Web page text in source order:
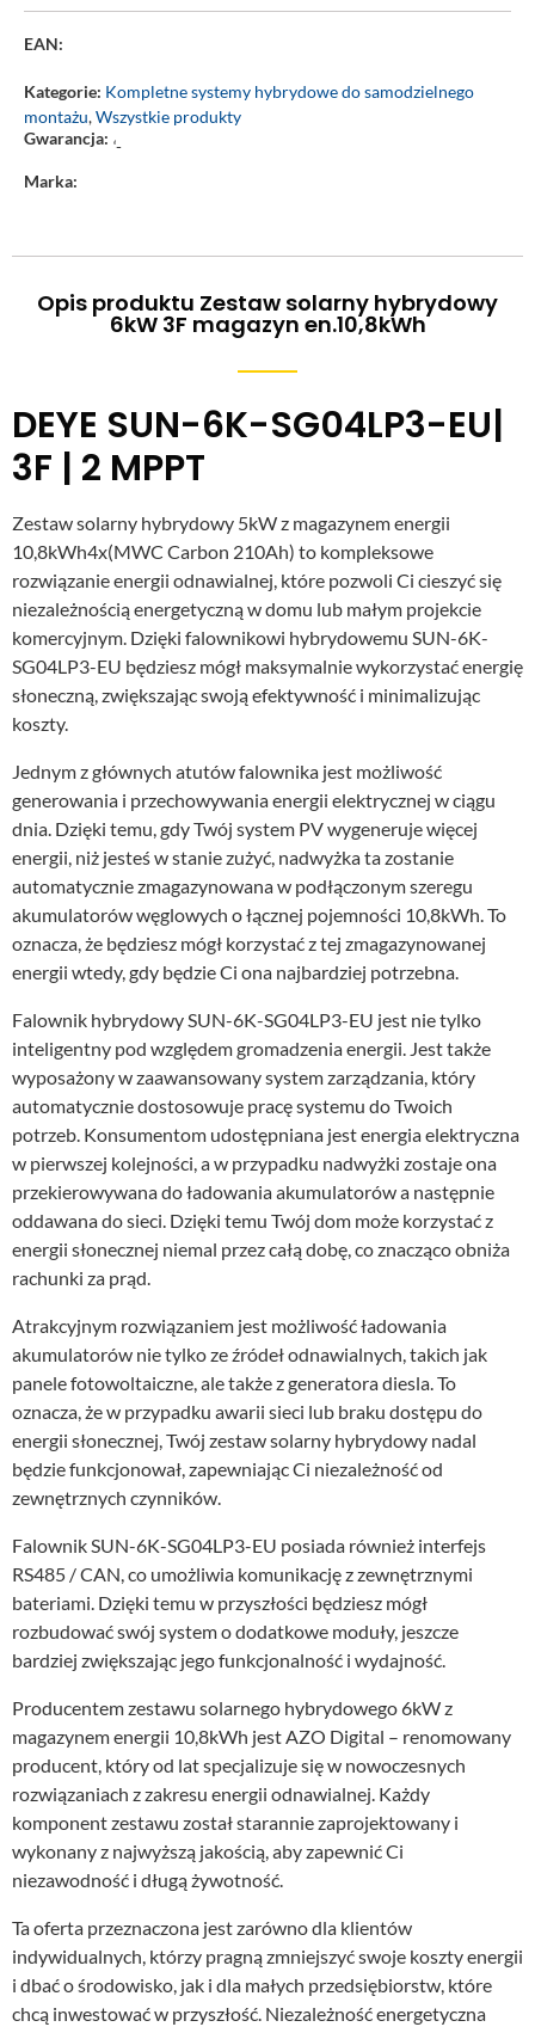
EAN:
Kategorie: Kompletne systemy hybrydowe do samodzielnego
montażu,Wszystkie produkty
Gwarancja: ‘-
Marka:
Opis produktu Zestaw solarny hybrydowy
6kW 3F magazyn en.10,8kWh
DEYE SUN-6K-SG04LP3-EU|
3F | 2 MPPT
Zestaw solarny hybrydowy 5kW z magazynem energii
10,8kWh4x(MWC Carbon 210Ah) to kompleksowe
rozwiązanie energii odnawialnej, które pozwoli Ci cieszyć się
niezależnością energetyczną w domu lub małym projekcie
komercyjnym. Dzięki falownikowi hybrydowemu SUN-6K-
SG04LP3-EU będziesz mógł maksymalnie wykorzystać energię
słoneczną, zwiększając swoją efektywność i minimalizując
koszty.
Jednym z głównych atutów falownika jest możliwość
generowania i przechowywania energii elektrycznej w ciągu
dnia. Dzięki temu, gdy Twój system PV wygeneruje więcej
energii, niż jesteś w stanie zużyć, nadwyżka ta zostanie
automatycznie zmagazynowana w podłączonym szeregu
akumulatorów węglowych o łącznej pojemności 10,8kWh. To
oznacza, że będziesz mógł korzystać z tej zmagazynowanej
energii wtedy, gdy będzie Ci ona najbardziej potrzebna.
Falownik hybrydowy SUN-6K-SG04LP3-EU jest nie tylko
inteligentny pod względem gromadzenia energii. Jest także
wyposażony w zaawansowany system zarządzania, który
automatycznie dostosowuje pracę systemu do Twoich
potrzeb. Konsumentom udostępniana jest energia elektryczna
w pierwszej kolejności, a w przypadku nadwyżki zostaje ona
przekierowywana do ładowania akumulatorów a następnie
oddawana do sieci. Dzięki temu Twój dom może korzystać z
energii słonecznej niemal przez całą dobę, co znacząco obniża
rachunki za prąd.
Atrakcyjnym rozwiązaniem jest możliwość ładowania
akumulatorów nie tylko ze źródeł odnawialnych, takich jak
panele fotowoltaiczne, ale także z generatora diesla. To
oznacza, że w przypadku awarii sieci lub braku dostępu do
energii słonecznej, Twój zestaw solarny hybrydowy nadal
będzie funkcjonował, zapewniając Ci niezależność od
zewnętrznych czynników.
Falownik SUN-6K-SG04LP3-EU posiada również interfejs
RS485 / CAN, co umożliwia komunikację z zewnętrznymi
bateriami. Dzięki temu w przyszłości będziesz mógł
rozbudować swój system o dodatkowe moduły, jeszcze
bardziej zwiększając jego funkcjonalność i wydajność.
Producentem zestawu solarnego hybrydowego 6kW z
magazynem energii 10,8kWh jest AZO Digital – renomowany
producent, który od lat specjalizuje się w nowoczesnych
rozwiązaniach z zakresu energii odnawialnej. Każdy
komponent zestawu został starannie zaprojektowany i
wykonany z najwyższą jakością, aby zapewnić Ci
niezawodność i długą żywotność.
Ta oferta przeznaczona jest zarówno dla klientów
indywidualnych, którzy pragną zmniejszyć swoje koszty energii
i dbać o środowisko, jak i dla małych przedsiębiorstw, które
chcą inwestować w przyszłość. Niezależność energetyczna